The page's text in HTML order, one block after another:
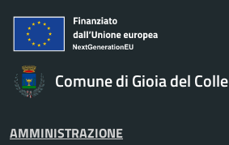
Comune di Gioia del Colle
AMMINISTRAZIONE